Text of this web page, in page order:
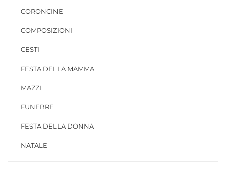
CORONCINE
COMPOSIZIONI
CESTI
FESTA DELLA MAMMA
MAZZI
FUNEBRE
FESTA DELLA DONNA
NATALE